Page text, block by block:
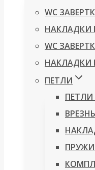
WC
НАКЛАДКИ
WC
НАКЛАДКИ
ПЕТЛИ